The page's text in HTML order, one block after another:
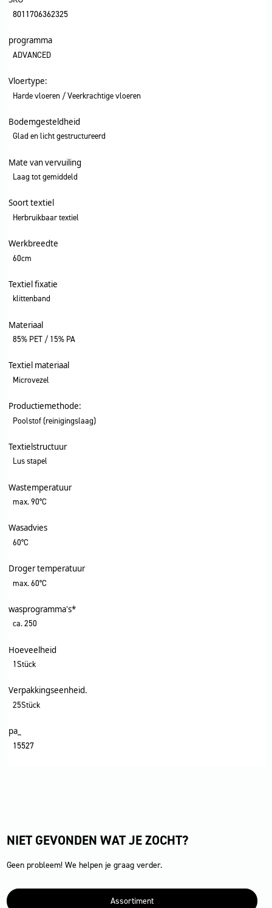
8011706362325
programma
ADVANCED
Vloertype:
Harde vloeren / Veerkrachtige vloeren
Bodemgesteldheid
Glad en licht gestructureerd
Mate van vervuiling
Laag tot gemiddeld
Soort textiel
Herbruikbaar textiel
Werkbreedte
60cm
Textiel fixatie
klittenband
Materiaal
85% PET / 15% PA
Textiel materiaal
Microvezel
Productiemethode:
Poolstof (reinigingslaag)
Textielstructuur
Lus stapel
Wastemperatuur
max. 90°C
Wasadvies
60°C
Droger temperatuur
max. 60°C
wasprogramma's*
ca. 250
Hoeveelheid
1Stück
Verpakkingseenheid.
25Stück
pa_
15527
NIET GEVONDEN WAT JE ZOCHT?
Geen probleem! We helpen je graag verder.
Assortiment